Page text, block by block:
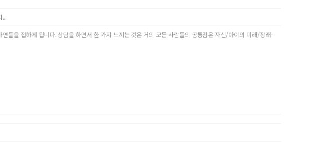
..
들을 접하게 됩니다. 상담을 하면서 한 가지 느끼는 것은 거의 모든 사람들의 공통점은 자신/아이의 미래/장래-